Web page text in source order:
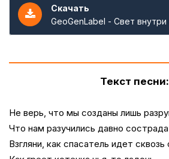
Скачать
Текст песни:
Не верь, что мы созданы лишь
Что нам разучились давно
Взгляни, как спасатель идет сквозь